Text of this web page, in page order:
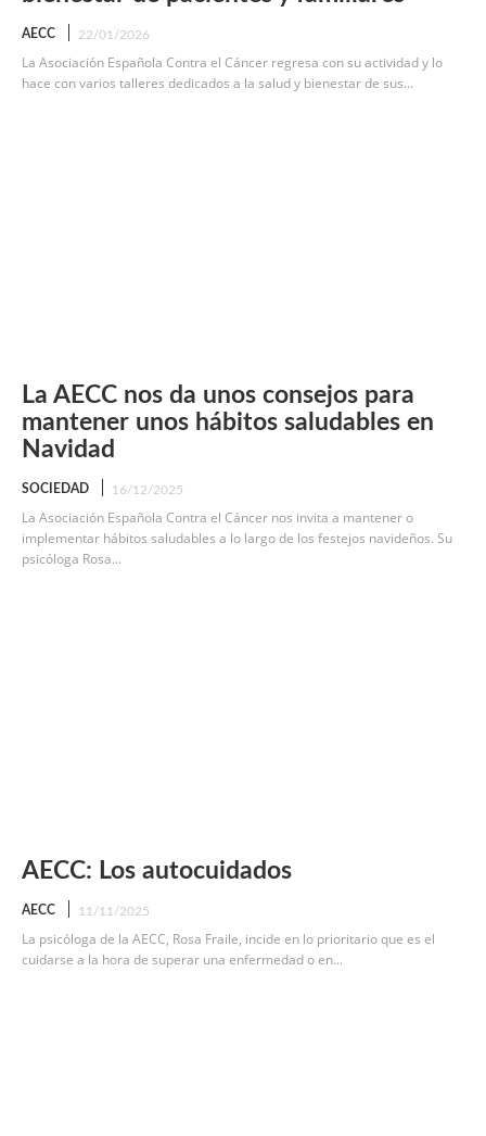
AECC 22/01/2026
La Asociación Española Contra el Cáncer regresa con su actividad y lo
hace con varios talleres dedicados a la salud y bienestar de sus...
La AECC nos da unos consejos para
mantener unos hábitos saludables en
Navidad
SOCIEDAD 16/12/2025
La Asociación Española Contra el Cáncer nos invita a mantener o
implementar hábitos saludables a lo largo de los festejos navideños. Su
psicóloga Rosa...
AECC: Los autocuidados
AECC 11/11/2025
La psicóloga de la AECC, Rosa Fraile, incide en lo prioritario que es el
cuidarse a la hora de superar una enfermedad o en...